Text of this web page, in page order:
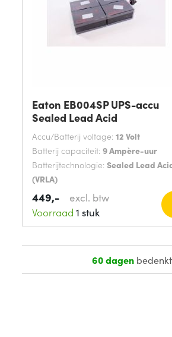
Eaton EB004SP UPS-accu
Sealed Lead Acid
Accu/Batterij voltage: 12 Volt
Batterij capaciteit: 9 Ampère-uur
Batterijtechnologie: Sealed Lead
(VRLA)
449,-
excl. btw
Voorraad 1 stuk
60 dagen